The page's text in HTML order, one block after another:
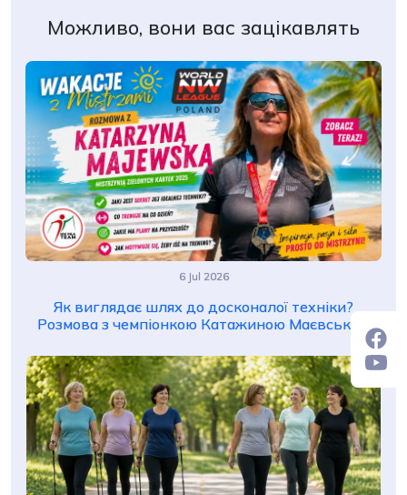
Можливо, вони вас зацікавлять
6 Jul 2026
Як виглядає шлях до досконалої техніки?
Розмова з чемпіонкою Катажиною Маєвською